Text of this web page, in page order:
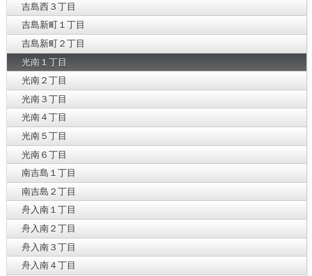
吉島西３丁目
吉島新町１丁目
吉島新町２丁目
光南１丁目
光南２丁目
光南３丁目
光南４丁目
光南５丁目
光南６丁目
南吉島１丁目
南吉島２丁目
舟入南１丁目
舟入南２丁目
舟入南３丁目
舟入南４丁目